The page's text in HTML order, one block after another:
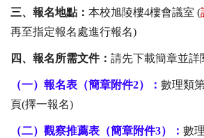
三、報名地點： 本校旭陵樓4樓會議室 (
再至指定報名處進行報名)
四、報名所需文件： 請先下載簡章並詳
（一）報名表（簡章附件2）： 數理類
頁(擇一報名)
（二）觀察推薦表（簡章附件3）： 數